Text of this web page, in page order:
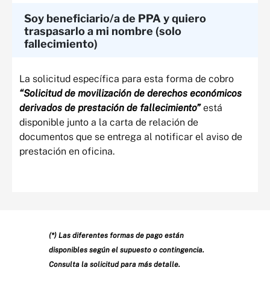
Soy beneficiario/a de PPA y quiero
traspasarlo a mi nombre (solo
fallecimiento)​
La solicitud específica para esta forma de cobro
“Solicitud de movilización de derechos económicos
derivados de prestación de fallecimiento”está
disponible junto a la carta de relación de
documentos que se entrega al notificar el aviso de
prestación en oficina.
(*) Las diferentes formas de pago están
disponibles según el supuesto o contingencia.
Consulta la solicitud para más detalle.​